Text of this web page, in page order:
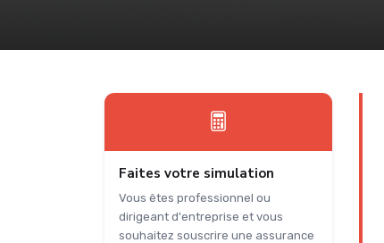
Faites votre simulation
Vous êtes professionnel ou
dirigeant d'entreprise et vous
souhaitez souscrire une assurance